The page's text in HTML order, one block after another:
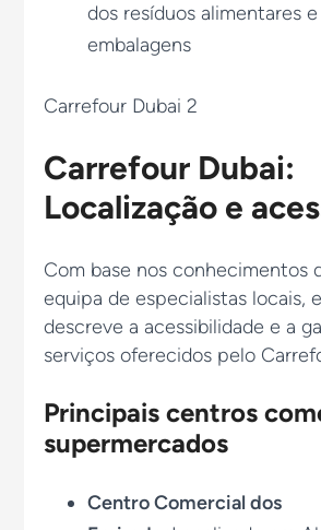
dos resíduos alimentares
embalagens
Carrefour Dubai:
Localização e
Com base nos conhecimentos
equipa de especialistas locais,
descreve a acessibilidade e a
serviços oferecidos pelo
Principais centros
supermercados
Centro Comercial dos